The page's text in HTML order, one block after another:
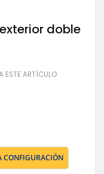
doble
ESTE ARTÍCULO
CONFIGURACIÓN